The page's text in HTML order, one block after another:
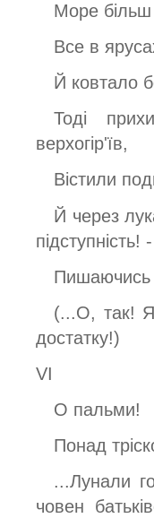
Море більш
Все в
Й ковтало
Тоді
верхогір'їв,
Вістили
Й через
підступність! -
Пишаючись
(...О, так! Я
достатку!)
VI
О пальми!
Понад
...Лунали
човен